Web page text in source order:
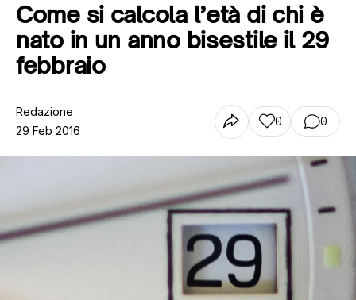
Tutti gli articoli
Chi siamo
Come si calcola l’età di chi è
nato in un anno bisestile il 29
febbraio
Redazione
29 Feb 2016
0 0